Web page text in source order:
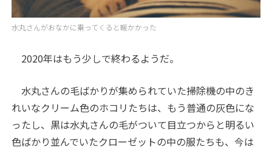
水丸さんがおなかに乗ってくると暖かかった
2020年はもう少しで終わるようだ。
水丸さんの毛ばかりが集められていた掃除機の中のき
れいなクリーム色のホコリたちは、もう普通の灰色にな
ったし、黒は水丸さんの毛がついて目立つからと明るい
色ばかり並んでいたクローゼットの中の服たちも、今は